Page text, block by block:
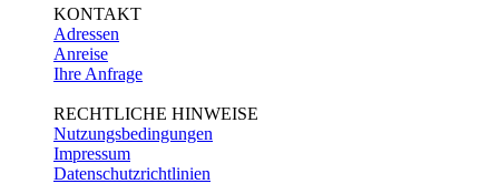
KONTAKT
Adressen
Anreise
Ihre Anfrage
RECHTLICHE HINWEISE
Nutzungsbedingungen
Impressum
Datenschutzrichtlinien